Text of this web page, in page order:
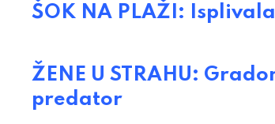
ŠOK NA PLAŽI:
ŽENE U STRAHU:
predator